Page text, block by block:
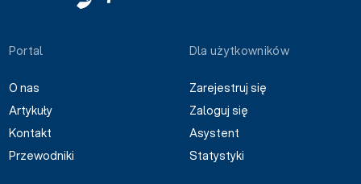
Portal
O nas
Artykuły
Kontakt
Przewodniki
Dla użytkowników
Zarejestruj się
Zaloguj się
Asystent
Statystyki